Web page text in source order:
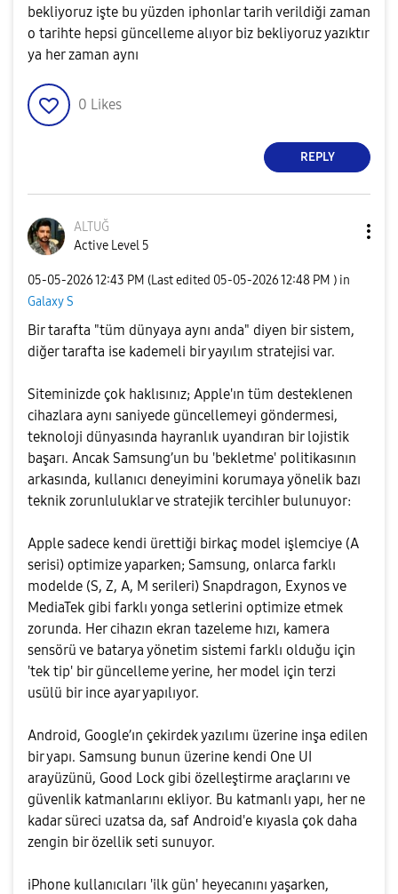
bekliyoruz işte bu yüzden iphonlar tarih verildiği zaman
o tarihte hepsi güncelleme alıyor biz bekliyoruz yazıktır
ya her zaman aynı
0 Likes
REPLY
ALTUĞ
Active Level 5
‎05-05-202612:43 PM (Last edited ‎05-05-202612:48 PM ) in
Galaxy S
Bir tarafta "tüm dünyaya aynı anda" diyen bir sistem,
diğer tarafta ise kademeli bir yayılım stratejisi var.
Siteminizde çok haklısınız; Apple'ın tüm desteklenen
cihazlara aynı saniyede güncellemeyi göndermesi,
teknoloji dünyasında hayranlık uyandıran bir lojistik
başarı. Ancak Samsung’un bu 'bekletme' politikasının
arkasında, kullanıcı deneyimini korumaya yönelik bazı
teknik zorunluluklar ve stratejik tercihler bulunuyor:
Apple sadece kendi ürettiği birkaç model işlemciye (A
serisi) optimize yaparken; Samsung, onlarca farklı
modelde (S, Z, A, M serileri) Snapdragon, Exynos ve
MediaTek gibi farklı yonga setlerini optimize etmek
zorunda. Her cihazın ekran tazeleme hızı, kamera
sensörü ve batarya yönetim sistemi farklı olduğu için
'tek tip' bir güncelleme yerine, her model için terzi
usülü bir ince ayar yapılıyor.
Android, Google’ın çekirdek yazılımı üzerine inşa edilen
bir yapı. Samsung bunun üzerine kendi One UI
arayüzünü, Good Lock gibi özelleştirme araçlarını ve
güvenlik katmanlarını ekliyor. Bu katmanlı yapı, her ne
kadar süreci uzatsa da, saf Android'e kıyasla çok daha
zengin bir özellik seti sunuyor.
iPhone kullanıcıları 'ilk gün' heyecanını yaşarken,